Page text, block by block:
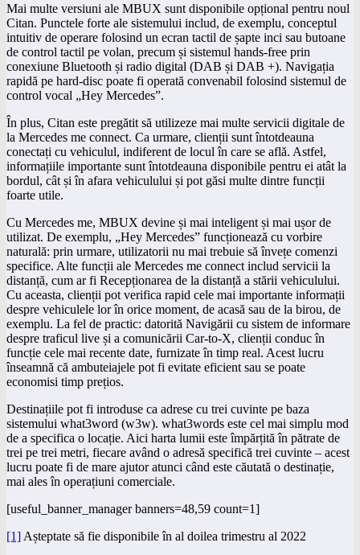
Mai multe versiuni ale MBUX sunt disponibile opțional pentru noul
Citan. Punctele forte ale sistemului includ, de exemplu, conceptul
intuitiv de operare folosind un ecran tactil de șapte inci sau butoane
de control tactil pe volan, precum și sistemul hands-free prin
conexiune Bluetooth și radio digital (DAB și DAB +). Navigația
rapidă pe hard-disc poate fi operată convenabil folosind sistemul de
control vocal „Hey Mercedes”.
În plus, Citan este pregătit să utilizeze mai multe servicii digitale de
la Mercedes me connect. Ca urmare, clienții sunt întotdeauna
conectați cu vehiculul, indiferent de locul în care se află. Astfel,
informațiile importante sunt întotdeauna disponibile pentru ei atât la
bordul, cât și în afara vehiculului și pot găsi multe dintre funcții
foarte utile.
Cu Mercedes me, MBUX devine și mai inteligent și mai ușor de
utilizat. De exemplu, „Hey Mercedes” funcționează cu vorbire
naturală: prin urmare, utilizatorii nu mai trebuie să învețe comenzi
specifice. Alte funcții ale Mercedes me connect includ servicii la
distanță, cum ar fi Recepționarea de la distanță a stării vehiculului.
Cu aceasta, clienții pot verifica rapid cele mai importante informații
despre vehiculele lor în orice moment, de acasă sau de la birou, de
exemplu. La fel de practic: datorită Navigării cu sistem de informare
despre traficul live și a comunicării Car-to-X, clienții conduc în
funcție cele mai recente date, furnizate în timp real. Acest lucru
înseamnă că ambuteiajele pot fi evitate eficient sau se poate
economisi timp prețios.
Destinațiile pot fi introduse ca adrese cu trei cuvinte pe baza
sistemului what3word (w3w). what3words este cel mai simplu mod
de a specifica o locație. Aici harta lumii este împărțită în pătrate de
trei pe trei metri, fiecare având o adresă specifică trei cuvinte – acest
lucru poate fi de mare ajutor atunci când este căutată o destinație,
mai ales în operațiuni comerciale.
[useful_banner_manager banners=48,59 count=1]
[1] Așteptate să fie disponibile în al doilea trimestru al 2022